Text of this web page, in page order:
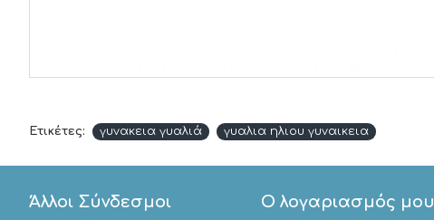
Ετικέτες: γυνακεια γυαλιά γυαλια ηλιου γυναικεια
Άλλοι Σύνδεσμοι Ο λογαριασμός μου